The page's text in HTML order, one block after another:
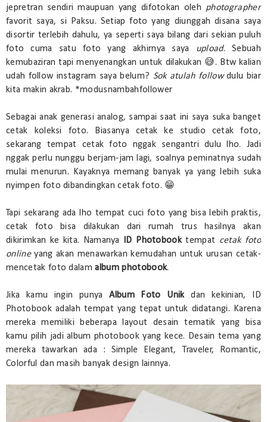
jepretran sendiri maupuan yang difotokan oleh photographer
favorit saya, si Paksu. Setiap foto yang diunggah disana saya
disortir terlebih dahulu, ya seperti saya bilang dari sekian puluh
foto cuma satu foto yang akhirnya saya upload. Sebuah
kemubaziran tapi menyenangkan untuk dilakukan 😅. Btw kalian
udah follow instagram saya belum? Sok atulah followdulu biar
kita makin akrab. *modusnambahfollower
Sebagai anak generasi analog, sampai saat ini saya suka banget
cetak koleksi foto. Biasanya cetak ke studio cetak foto,
sekarang tempat cetak foto nggak sengantri dulu lho. Jadi
nggak perlu nunggu berjam-jam lagi, soalnya peminatnya sudah
mulai menurun. Kayaknya memang banyak ya yang lebih suka
nyimpen foto dibandingkan cetak foto. 😁
Tapi sekarang ada lho tempat cuci foto yang bisa lebih praktis,
cetak foto bisa dilakukan dari rumah trus hasilnya akan
dikirimkan ke kita. Namanya
ID Photobooktempat cetak foto
onlineyang akan menawarkan kemudahan untuk urusan cetak-
mencetak foto dalamalbum photobook.
Jika kamu ingin punyaAlbum Foto Unikdan kekinian, ID
Photobook adalah tempat yang tepat untuk didatangi. Karena
mereka memiliki beberapa layout desain tematik yang bisa
kamu pilih jadi album photobook yang kece. Desain tema yang
mereka tawarkan ada : Simple Elegant, Traveler, Romantic,
Colorful dan masih banyak design lainnya.